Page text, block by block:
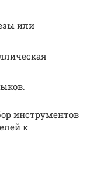
или
инструментов
к